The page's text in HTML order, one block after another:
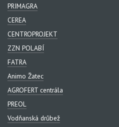
PRIMAGRA
CEREA
CENTROPROJEKT
ZZN POLABÍ
FATRA
Animo Žatec
AGROFERT centrála
PREOL
Vodňanská drůbež